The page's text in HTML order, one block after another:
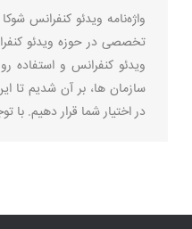
واژه‌نامه ویدئو کنفرانس
تخصصی در حوزه ویدئو
ویدئو کنفرانس و استفاده
سازمان ها، بر آن شدیم تا
در اختیار شما قرار دهیم. با